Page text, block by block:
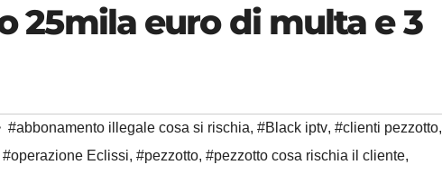
25mila euro di multa e 3
#abbonamento illegale cosa si rischia, #Black iptv, #clienti pezzotto,
#operazione Eclissi, #pezzotto, #pezzotto cosa rischia il cliente,